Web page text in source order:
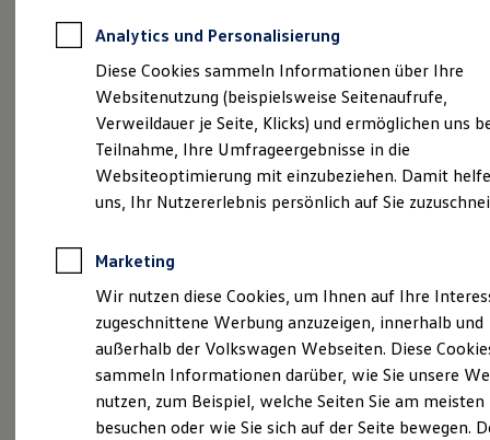
Autokredit mit Schlussrate
Versicherungen und Garantien
Kfz-Versicherung
Restschuldversicherungen
Garantien
Wartungsverträge
Geschäftskunden
Professional Class bei Volkswagen
Großkunden
Behörden
Anpfiff zum Gewinn
Elektroautos
ID. Tutorials
Elektrofahrzeugkonzepte
Reichweite
Reichweite der ID. Modelle
Reichweite im Winter
Impressum & Rechtliches)
Probefahrt vereinbaren
Analytics und Personalisierung
Diese Cookies sammeln Informationen über Ihre
Websitenutzung (beispielsweise Seitenaufrufe,
Verweildauer je Seite, Klicks) und ermöglichen uns
Teilnahme, Ihre Umfrageergebnisse in die
Websiteoptimierung mit einzubeziehen. Damit
uns, Ihr Nutzererlebnis persönlich auf Sie
Marketing
Wir nutzen diese Cookies, um Ihnen auf Ihre
zugeschnittene Werbung anzuzeigen, innerhalb und
außerhalb der Volkswagen Webseiten. Diese
sammeln Informationen darüber, wie Sie unsere
nutzen, zum Beispiel, welche Seiten Sie am meisten
besuchen oder wie Sie sich auf der Seite bewegen.